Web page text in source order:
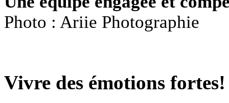
Photo : Ariie Photographie
Vivre des émotions fortes!